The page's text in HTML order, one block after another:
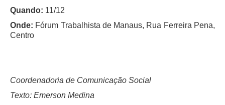
Serviços
Ação Trabalhista (Atermação)
Agendamento de Reclamação Verbal
Glossário
Quando: 11/12
Onde: Fórum Trabalhista de Manaus, Rua Ferreira Pena,
Centro
Coordenadoria de Comunicação Social
Texto: Emerson Medina